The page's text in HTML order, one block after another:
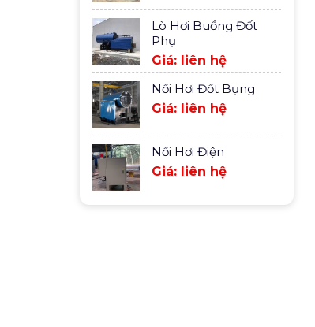
Lò Hơi Buồng Đốt
Phụ
Giá: liên hệ
Nồi Hơi Đốt Bụng
Giá: liên hệ
Nồi Hơi Điện
Giá: liên hệ